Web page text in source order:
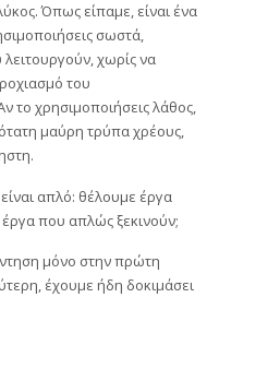
Όπως είπαμε, είναι ένα
σωστά,
λειτουργούν, χωρίς να
του
το χρησιμοποιήσεις λάθος,
μαύρη τρύπα χρέους,
απλό: θέλουμε έργα
που απλώς ξεκινούν;
μόνο στην πρώτη
έχουμε ήδη δοκιμάσει